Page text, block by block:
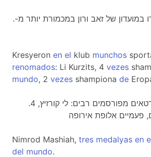
.במהלך השנים עברו במועדון של זאב ורון במכמורת יותר מ-
Kresyeron en el klub munchos
renomados: Li Kurzits, 4 vezes
mundo, 2 vezes shampiona de
.צמחו במועדון ספורטאים מפורסמים רבים: לי קורזיץ, 4
פעמיים אלופת אירופה
Nimrod Mashiah, tres medalyas en
del mundo.